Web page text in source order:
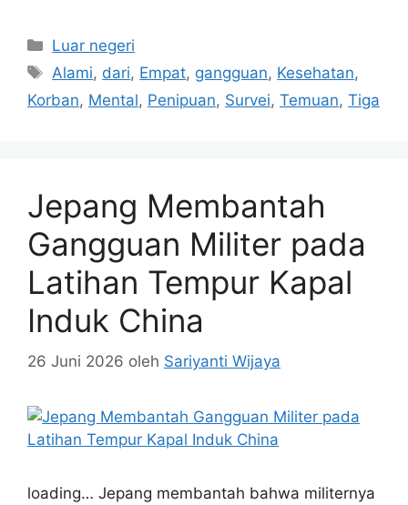
Kategori
Luar negeri
Tag
Alami, dari, Empat, gangguan, Kesehatan,
Korban, Mental, Penipuan, Survei, Temuan, Tiga
Jepang Membantah
Gangguan Militer pada
Latihan Tempur Kapal
Induk China
26 Juni 2026 oleh Sariyanti Wijaya
loading… Jepang membantah bahwa militernya